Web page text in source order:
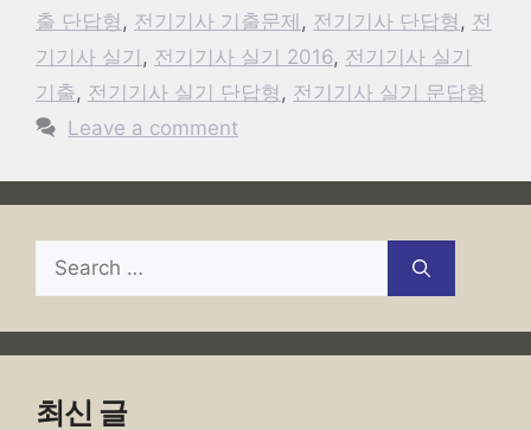
출 단답형 , 전기기사 기출문제 , 전기기사 단답형 , 전
기기사 실기 , 전기기사 실기 2016, 전기기사 실기
기출, 전기기사 실기 단답형 , 전기기사 실기 문답형
Leave a comment
Search
for:
최신 글